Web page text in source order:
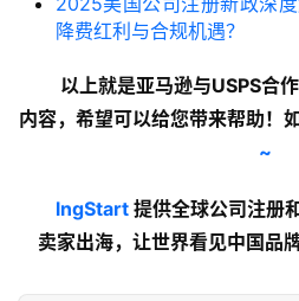
降费红利与合规机遇？
以上就是亚马逊与USPS合
内容，希望可以给您带来帮助！
~
lngStart 提供全球公司注册
卖家出海，让世界看见中国品